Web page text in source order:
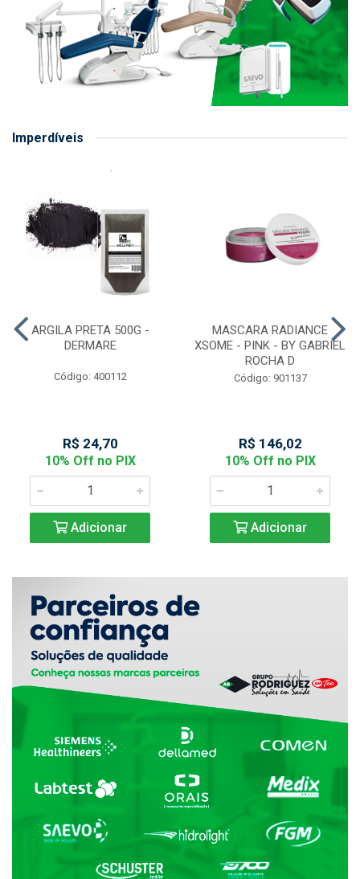
Imperdíveis
ARGILA PRETA 500G -
DERMARE
Código: 400112
R$ 24,70
10% Off no PIX
Adicionar
MASCARA RADIANCE
XSOME - PINK - BY GABRIEL
ROCHA D
Código: 901137
R$ 146,02
10% Off no PIX
Adicionar